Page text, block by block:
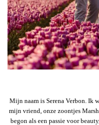
Mijn naam is Serena Verbon. Ik
mijn vriend, onze zoontjes
begon als een passie voor